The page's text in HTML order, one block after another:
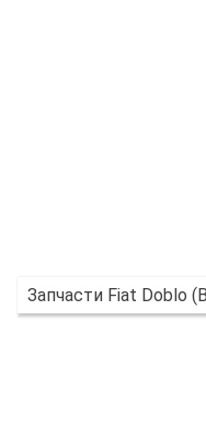
Запчасти Fiat Doblo